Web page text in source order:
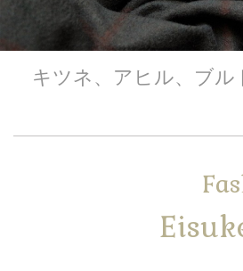
キツネ、アヒル、ブ